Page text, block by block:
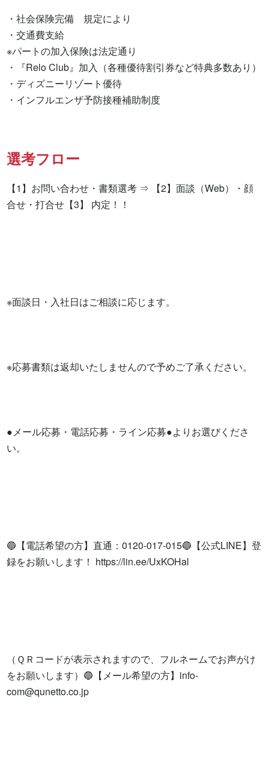
・社会保険完備　規定により
・交通費支給
※パートの加入保険は法定通り
・『Relo Club』加入（各種優待割引券など特典多数あり）
・ディズニーリゾート優待
・インフルエンザ予防接種補助制度
選考フロー
【1】お問い合わせ・書類選考 ⇒ 【2】面談（Web）・顔
合せ・打合せ【3】 内定！！
※面談日・入社日はご相談に応じます。
※応募書類は返却いたしませんので予めご了承ください。
●メール応募・電話応募・ライン応募●よりお選びくださ
い。
🔵【電話希望の方】直通：0120-017-015🔵【公式LINE】登
録をお願いします！ https://lin.ee/UxKOHal
（ＱＲコードが表示されますので、フルネームでお声がけ
をお願いします）🔵【メール希望の方】 info-
com@qunetto.co.jp